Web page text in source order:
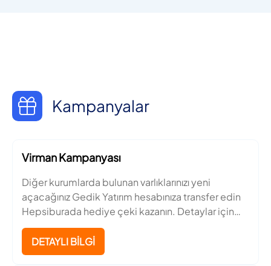
Kampanyalar
Virman Kampanyası
Diğer kurumlarda bulunan varlıklarınızı yeni
açacağınız Gedik Yatırım hesabınıza transfer edin
Hepsiburada hediye çeki kazanın. Detaylar için
tıklayın.
DETAYLI BİLGİ